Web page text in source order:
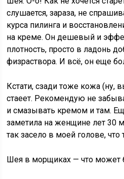
слушается, зараза, не
курса пилинга и
на креме. Он дешевый и
плотность, просто в ладонь
физраствора. И всё, он еще
Кстати, сзади тоже кожа (ну,
стаеет. Рекомендую не
и смазывать кремом и там.
заметила на женщине лет 30
так засело в моей голове, что
Шея в морщиках — что может